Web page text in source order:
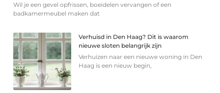
Wil je een gevel opfrissen, boeidelen vervangen of een
badkamermeubel maken dat
Verhuisd in Den Haag? Dit is waarom
nieuwe sloten belangrijk zijn
Verhuizen naar een nieuwe woning in Den
Haag is een nieuw begin,